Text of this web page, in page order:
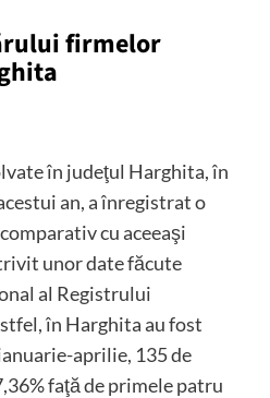
firmelor
în judeţul Harghita, în
an, a înregistrat o
cu aceeaşi
unor date făcute
al Registrului
în Harghita au fost
aprilie, 135 de
faţă de primele patru